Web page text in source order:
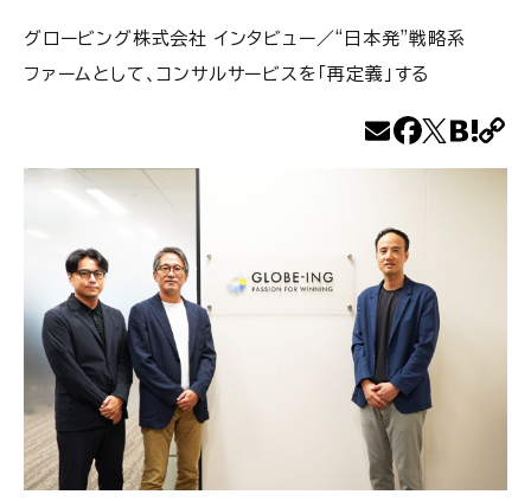
グロービング株式会社 インタビュー／“日本発”戦略系
ファームとして、コンサルサービスを「再定義」する